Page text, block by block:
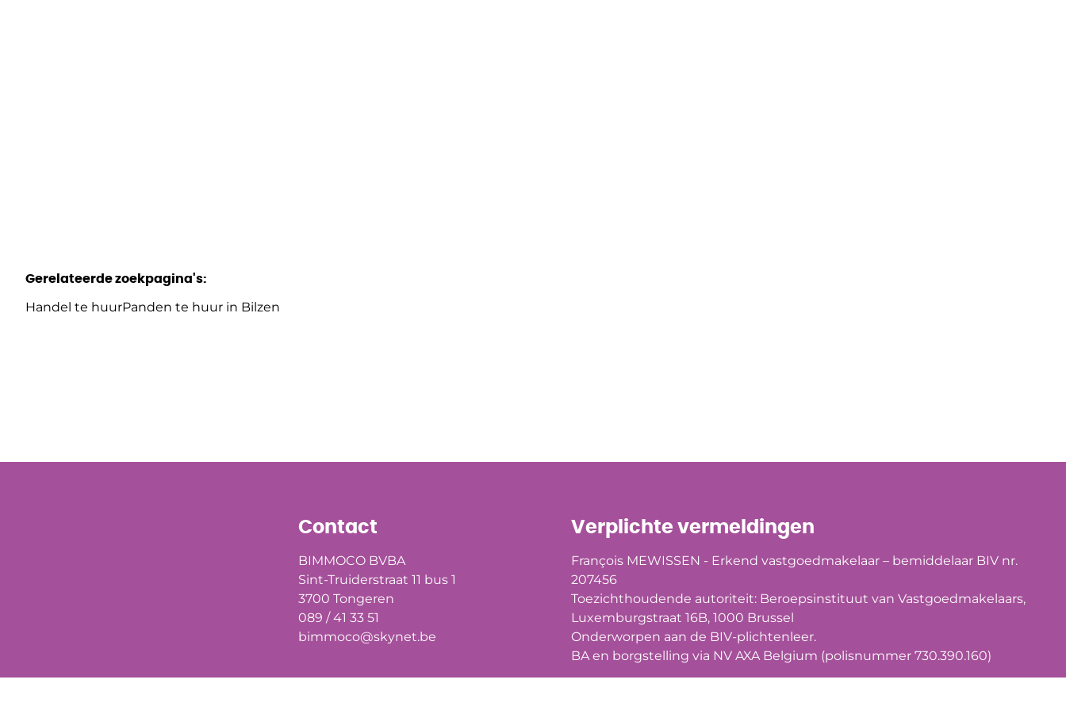
Gerelateerde zoekpagina's:
Handel te huurPanden te huur in Bilzen
Contact
BIMMOCO BVBA
Sint-Truiderstraat 11 bus 1
3700 Tongeren
089 / 41 33 51
bimmoco@skynet.be
Verplichte vermeldingen
François MEWISSEN - Erkend vastgoedmakelaar – bemiddelaar BIV nr.
207456
Toezichthoudende autoriteit: Beroepsinstituut van Vastgoedmakelaars,
Luxemburgstraat 16B, 1000 Brussel
Onderworpen aan de BIV-plichtenleer.
BA en borgstelling via NV AXA Belgium (polisnummer 730.390.160)